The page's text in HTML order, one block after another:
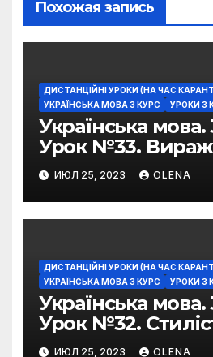
Похожая запись
ДИСТАНЦІЙНІ УРОКИ (НА ЧАС
УКРАЇНСЬКА МОВА 3 КУРС
УРОКИ 3
Українська мова.
Урок №33.
можливості
ИЮЛ 25, 2023 OLENA
ДИСТАНЦІЙНІ УРОКИ (НА ЧАС
УКРАЇНСЬКА МОВА 3 КУРС
УРОКИ 3
Українська мова.
Урок №32.
забарвлення
ИЮЛ 25, 2023 OLENA